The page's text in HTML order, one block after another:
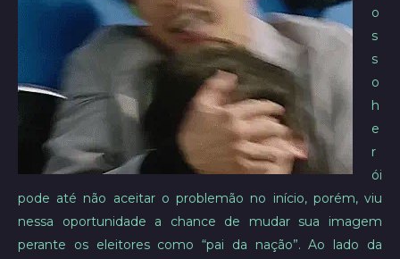
o
s
s
o
h
e
r
ói
pode até não aceitar o problemão no início, porém, viu
nessa oportunidade a chance de mudar sua imagem
perante os eleitores como “pai da nação”. Ao lado da